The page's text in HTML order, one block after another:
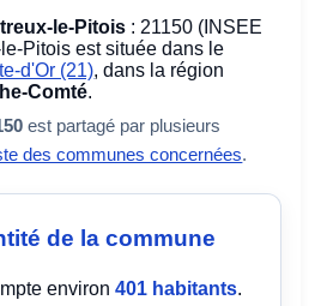
le-Pitois : 21150 (INSEE
Pitois est située dans le
d'Or (21), dans la région
Comté.
est partagé par plusieurs
des communes concernées.
de la commune
environ401 habitants.